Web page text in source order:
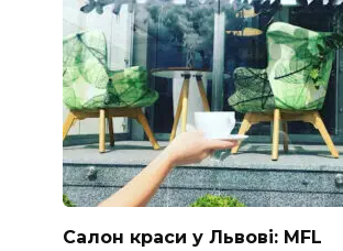
Салон краси у Львові: MFL